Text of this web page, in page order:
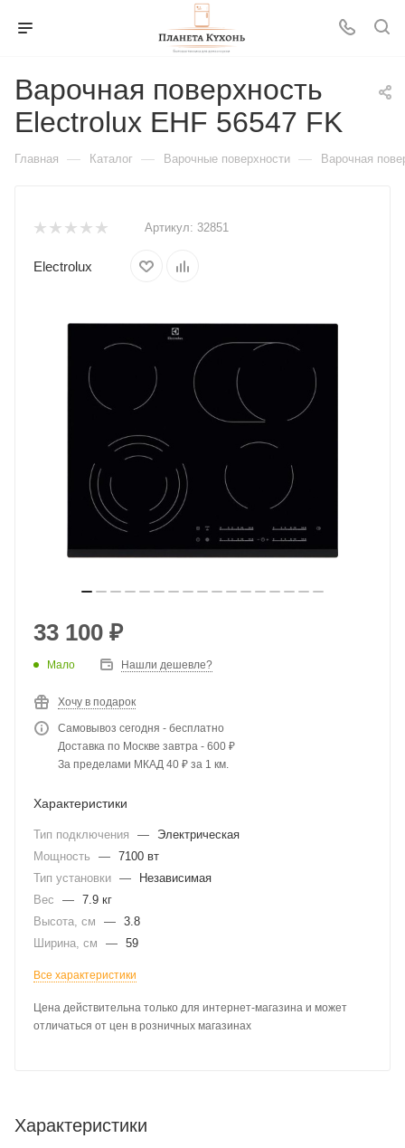
Варочная поверхность
Electrolux EHF 56547 FK
Главная — Каталог — Варочные поверхности — Варочная
Артикул: 32851
Electrolux
33 100 ₽
Мало Нашли дешевле?
Хочу в подарок
Самовывоз сегодня - бесплатно
Доставка по Москве завтра - 600 ₽
За пределами МКАД 40 ₽ за 1 км.
Характеристики
Тип подключения —
Электрическая
Мощность
— 7100 вт
Тип установки —
Независимая
Вес
— 7.9 кг
Высота, см
— 3.8
Ширина, см
— 59
Все характеристики
Цена действительна только для интернет-магазина и может
отличаться от цен в розничных магазинах
Характеристики